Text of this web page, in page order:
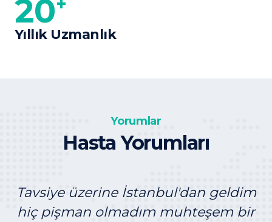
20
Yıllık Uzmanlık
Yorumlar
Hasta Yorumları
Tavsiye üzerine İstanbul'dan geldim
hiç pişman olmadım muhteşem bir